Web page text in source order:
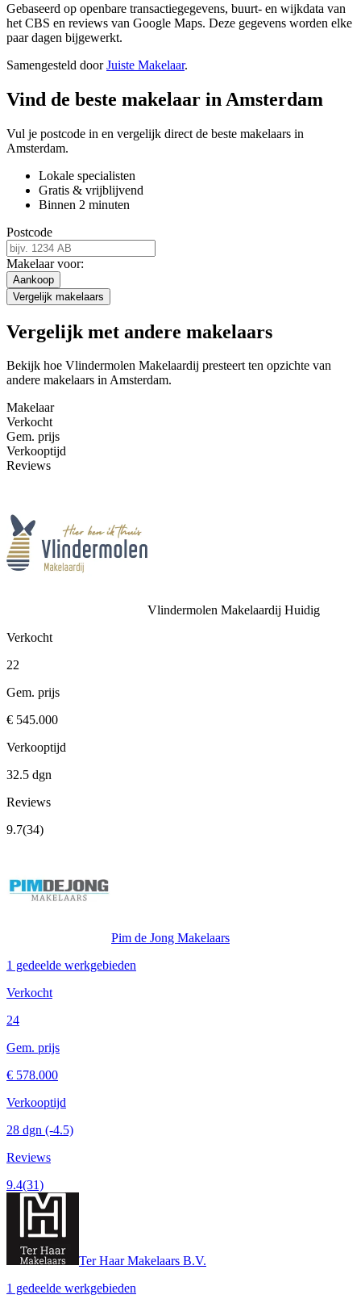
Gebaseerd op openbare transactiegegevens, buurt- en wijkdata van
het CBS en reviews van Google Maps. Deze gegevens worden elke
paar dagen bijgewerkt.
Samengesteld doorJuiste Makelaar.
Vind de beste makelaar in Amsterdam
Vul je postcode in en vergelijk direct de beste makelaars in
Amsterdam.
Lokale specialisten
Gratis & vrijblijvend
Binnen 2 minuten
Postcode
Makelaar voor:
Aankoop
Vergelijk makelaars
Vergelijk met andere makelaars
Bekijk hoe Vlindermolen Makelaardij presteert ten opzichte van
andere makelaars in Amsterdam.
Makelaar
Verkocht
Gem. prijs
Verkooptijd
Reviews
Vlindermolen Makelaardij Huidig
Verkocht
22
Gem. prijs
€ 545.000
Verkooptijd
32.5 dgn
Reviews
9.7(34)
Pim de Jong Makelaars
1 gedeelde werkgebieden
Verkocht
24
Gem. prijs
€ 578.000
Verkooptijd
28 dgn (-4.5)
Reviews
9.4(31)
Ter Haar Makelaars B.V.
1 gedeelde werkgebieden